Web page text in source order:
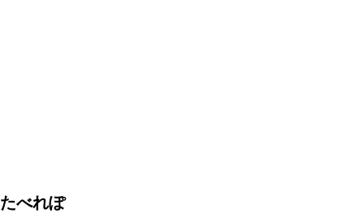
たべれぽ